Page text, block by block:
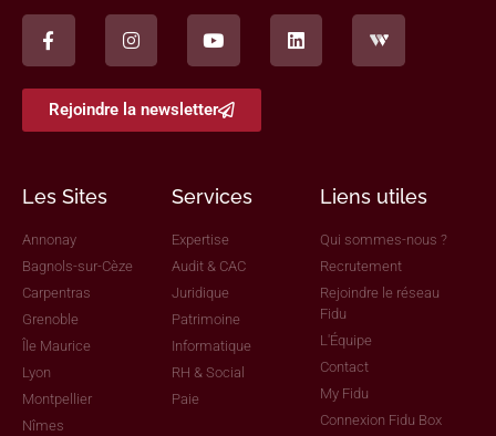
Rejoindre la newsletter
Les Sites
Annonay
Bagnols-sur-Cèze
Carpentras
Grenoble
Île Maurice
Lyon
Montpellier
Nîmes
Services
Expertise
Audit & CAC
Juridique
Patrimoine
Informatique
RH & Social
Paie
Liens utiles
Qui sommes-nous ?
Recrutement
Rejoindre le réseau
Fidu
L'Équipe
Contact
My Fidu
Connexion Fidu Box